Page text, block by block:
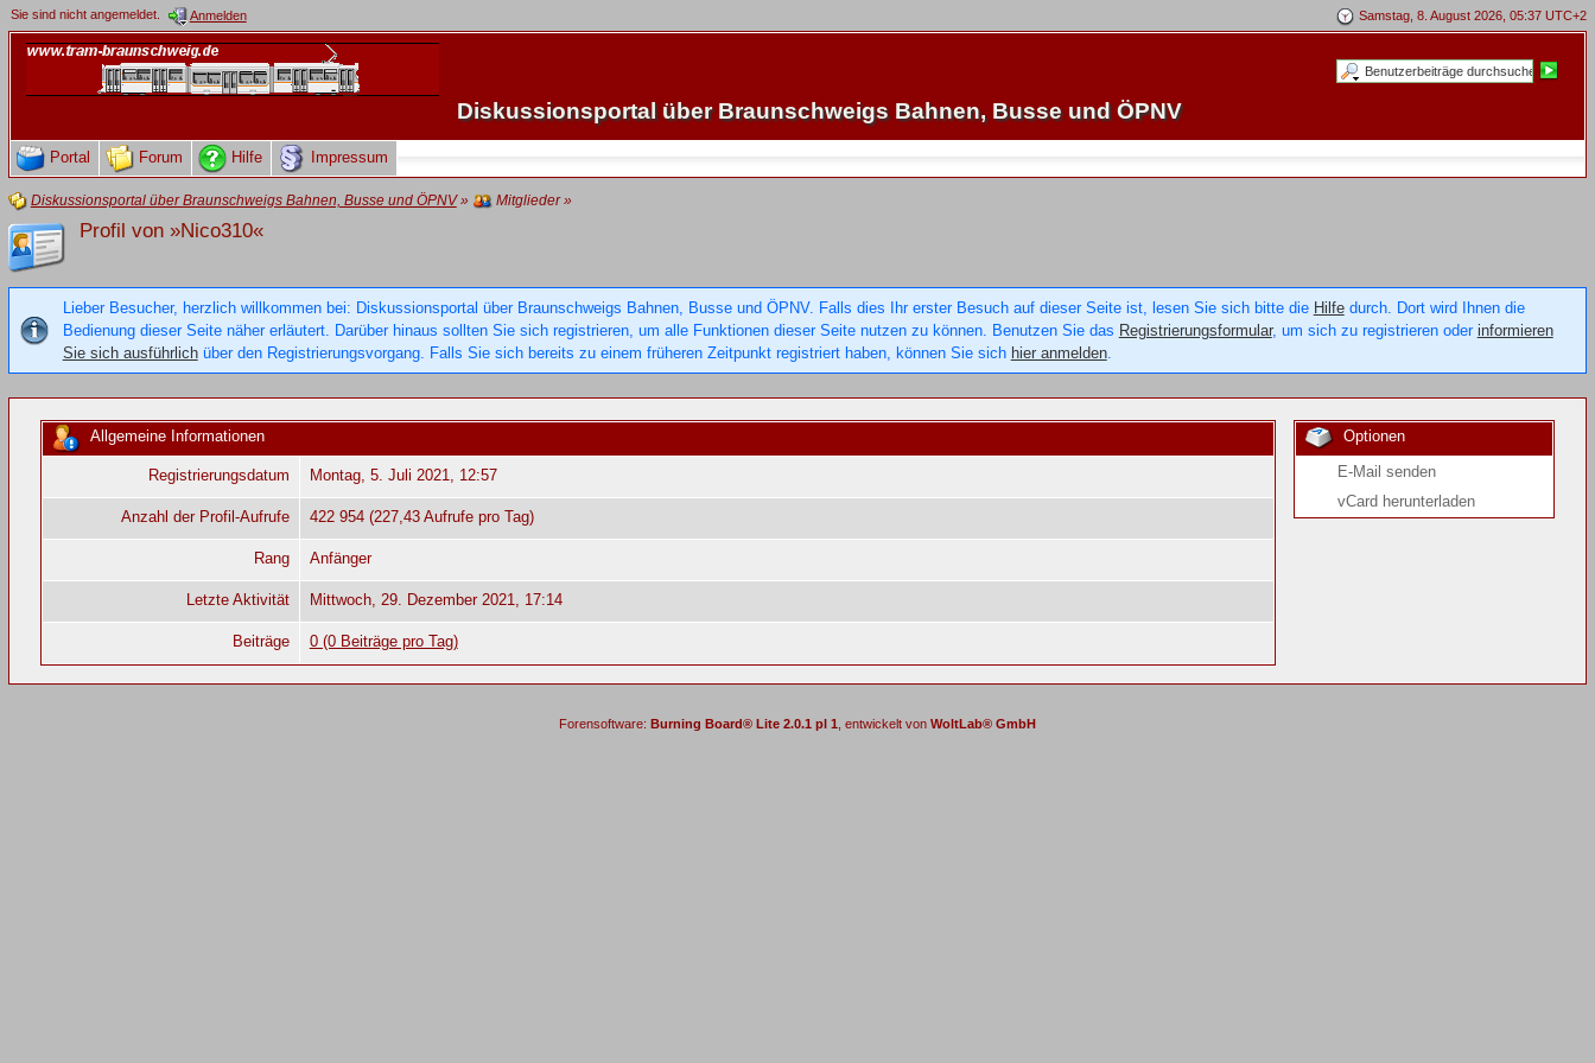
Samstag, 8. August 2026, 05:37 UTC+2
Sie sind nicht angemeldet. Anmelden
Diskussionsportal über Braunschweigs Bahnen, Busse und ÖPNV
Portal Forum Hilfe Impressum
Diskussionsportal über Braunschweigs Bahnen, Busse und ÖPNV» Mitglieder»
Profil von »Nico310«
Lieber Besucher, herzlich willkommen bei: Diskussionsportal über Braunschweigs Bahnen, Busse und ÖPNV. Falls dies Ihr erster Besuch auf dieser Seite ist, lesen Sie sich bitte die Hilfedurch. Dort wird Ihnen die
Bedienung dieser Seite näher erläutert. Darüber hinaus sollten Sie sich registrieren, um alle Funktionen dieser Seite nutzen zu können. Benutzen Sie das Registrierungsformular, um sich zu registrieren oder informieren
Sie sich ausführlichüber den Registrierungsvorgang. Falls Sie sich bereits zu einem früheren Zeitpunkt registriert haben, können Sie sich hier anmelden.
Optionen
E-Mail senden
vCard herunterladen
Allgemeine Informationen
Registrierungsdatum Montag, 5. Juli 2021, 12:57
Anzahl der Profil-Aufrufe 422 954 (227,43 Aufrufe pro Tag)
Rang Anfänger
Letzte Aktivität Mittwoch, 29. Dezember 2021, 17:14
Beiträge 0 (0 Beiträge pro Tag)
Forensoftware: Burning Board® Lite 2.0.1 pl 1 , entwickelt von WoltLab® GmbH